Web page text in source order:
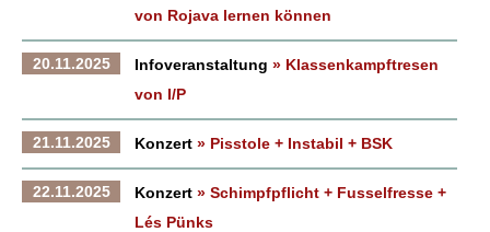
von Rojava lernen können
20.11.2025 Infoveranstaltung » Klassenkampftresen
von I/P
21.11.2025 Konzert » Pisstole + Instabil + BSK
22.11.2025 Konzert » Schimpfpflicht + Fusselfresse +
Lés Pünks